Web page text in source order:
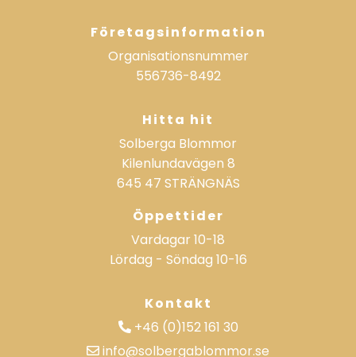
Företagsinformation
Organisationsnummer
556736-8492
Hitta hit
Solberga Blommor
Kilenlundavägen 8
645 47 STRÄNGNÄS
Öppettider
Vardagar 10-18
Lördag - Söndag 10-16
Kontakt
+46 (0)152 161 30
info@solbergablommor.se